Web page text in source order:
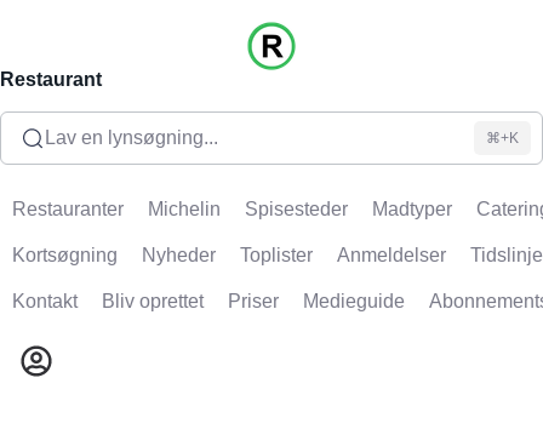
Restaurant
Lav en lynsøgning... ⌘+K
Restauranter Michelin Spisesteder Madtyper
Kortsøgning Nyheder Toplister Anmeldelser Tidslinje
Kontakt Bliv oprettet Priser Medieguide